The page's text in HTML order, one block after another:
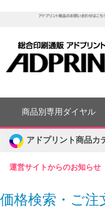
運営サイトからのお知らせ
商品別専用ダイヤル
アドプリント商品カ
価格検索・ご注